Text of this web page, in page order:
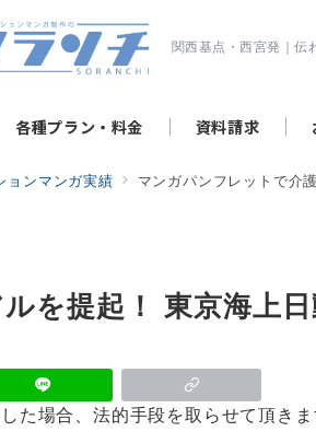
関西基点・西宮発｜伝
各種プラン・料金 資料請求
ョンマンガ実績 マンガパンフレットで介
を提起！ 東京海上
た場合、法的手段を取らせて頂きま